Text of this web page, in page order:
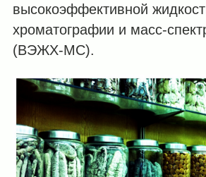
высокоэффективной
хроматографии и масс-
(ВЭЖХ-МС).